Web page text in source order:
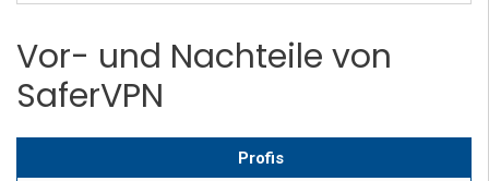
Vor- und Nachteile von
SaferVPN
Profis